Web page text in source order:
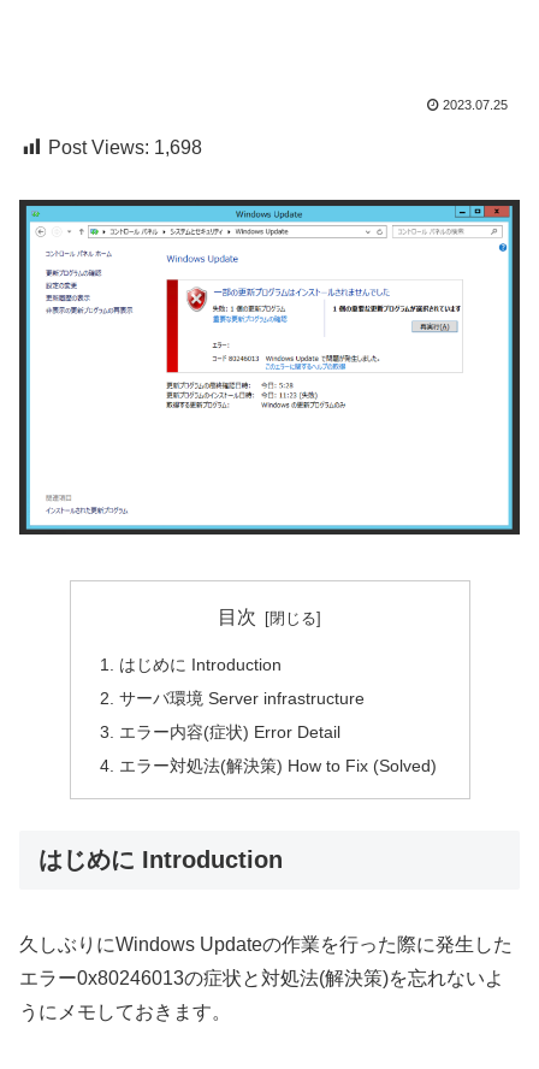
2023.07.25
Post Views: 1,698
目次
はじめに Introduction
サーバ環境 Server infrastructure
エラー内容(症状) Error Detail
エラー対処法(解決策) How to Fix (Solved)
はじめに Introduction
久しぶりにWindows Updateの作業を行った際に発生した
エラー0x80246013の症状と対処法(解決策)を忘れないよ
うにメモしておきます。